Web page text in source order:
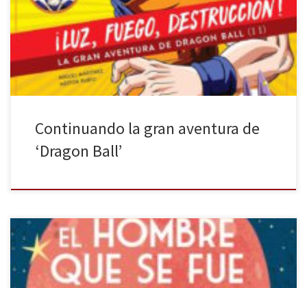
Destrucción!, esta vez toca considerar la siguiente (y última, por el
momento) parte del libro de Diábolo Ediciones. Esta vez Miguel
Martínez y Néstor Rubio no lo han tenido nada fácil, […]
Continuando la gran aventura de
‘Dragon Ball’
Todos, en algún momento de nuestra vida, nos hemos sentido